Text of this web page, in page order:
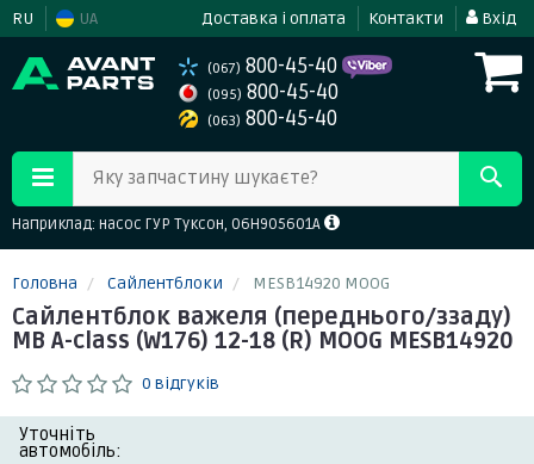
RU UA Доставка і оплата Контакти Вхід
(067) 800-45-40
(095) 800-45-40
(063) 800-45-40
Яку запчастину шукаєте?
Наприклад: насос ГУР Туксон, 06H905601A
Головна Сайлентблоки MESB14920 MOOG
Сайлентблок важеля (переднього/ззаду)
MB A-class (W176) 12-18 (R) MOOG MESB14920
0 відгуків
Уточніть
автомобіль: